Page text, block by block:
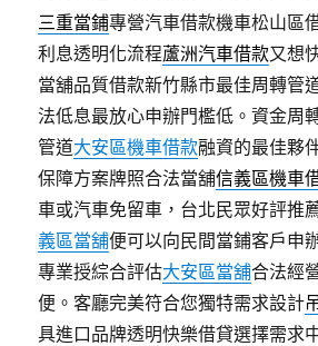
三重當鋪專營汽車借款機車松山區
利息透明化流程蘆洲汽車借款又想
當舖品質借款新竹縣市最佳周轉管
法低息最放心申辦門檻低。資金周
管道大安區機車借款融資的最佳夥
保障方案牌照合法當舖信義區機車
車或汽車免留車，台北民眾好評推
義區當舖便可以向民間當鋪客戶申
專業授綜合評估大安區當舖合法經
便。客廳完美符合您獨特需求設計
具進口品牌透明快樂借貸選擇需求